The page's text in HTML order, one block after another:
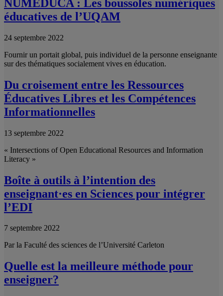
NUMÉDUCA : Les boussoles numériques
éducatives de l’UQAM
24 septembre 2022
Fournir un portait global, puis individuel de la personne enseignante
sur des thématiques socialement vives en éducation.
Du croisement entre les Ressources
Éducatives Libres et les Compétences
Informationnelles
13 septembre 2022
« Intersections of Open Educational Resources and Information
Literacy »
Boîte à outils à l’intention des
enseignant·es en Sciences pour intégrer
l’EDI
7 septembre 2022
Par la Faculté des sciences de l’Université Carleton
Quelle est la meilleure méthode pour
enseigner?